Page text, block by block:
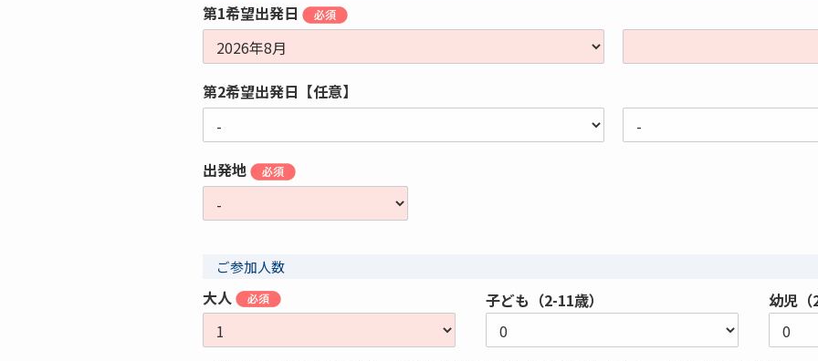
第1希望出発日
第2希望出発日【任意】
出発地
ご参加人数
大人 子ども（2-11歳） 幼児（